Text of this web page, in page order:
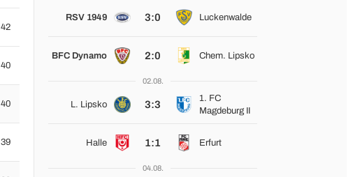
42
40
40
39
RSV 1949 3:0 Luckenwalde
BFC Dynamo 2:0 Chem. Lipsko
02.08.
L. Lipsko 3:3
1. FC
Magdeburg II
Halle 1:1 Erfurt
04.08.